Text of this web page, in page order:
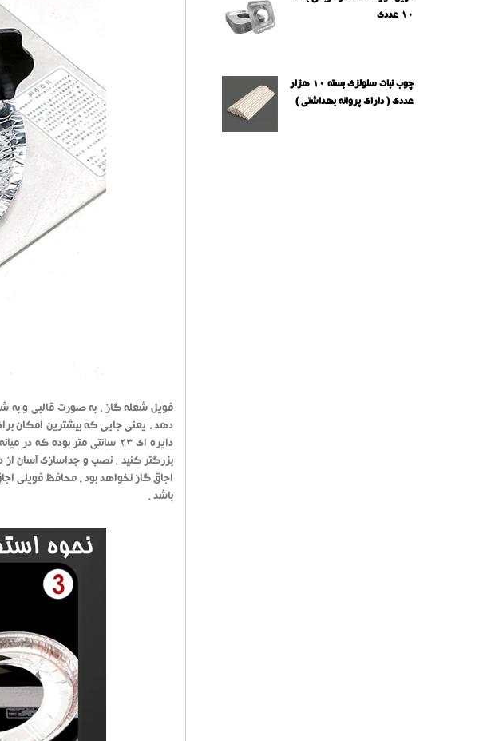
فویل شعله گاز ، به صورت قالبی و به
دهد ، یعنی جایی که بیشترین امکان
دایره ای 23 سانتی متر
بزرگتر کنید . نصب و جداسازی آسان از
باشد .
10 عددی
چوب نبات سلولزی بسته 10 هزار
عددی ( دارای پروانه بهداشتی )